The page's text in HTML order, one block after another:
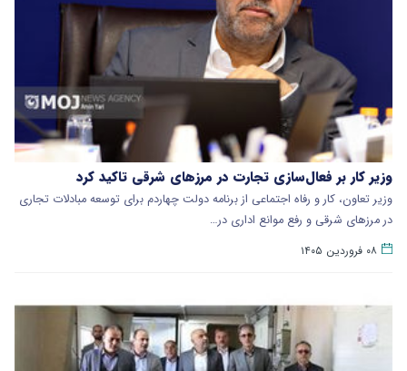
وزیر کار بر فعال‌سازی تجارت در مرزهای شرقی تاکید کرد
وزیر تعاون، کار و رفاه اجتماعی از برنامه دولت چهاردم برای توسعه مبادلات تجاری
در مرزهای شرقی و رفع موانع اداری در…
۰۸ فروردین ۱۴۰۵